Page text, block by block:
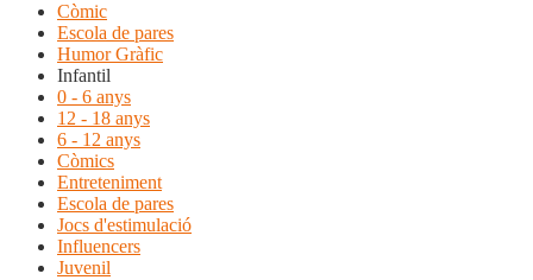
Còmic
Escola de pares
Humor Gràfic
Infantil
0 - 6 anys
12 - 18 anys
6 - 12 anys
Còmics
Entreteniment
Escola de pares
Jocs d'estimulació
Influencers
Juvenil